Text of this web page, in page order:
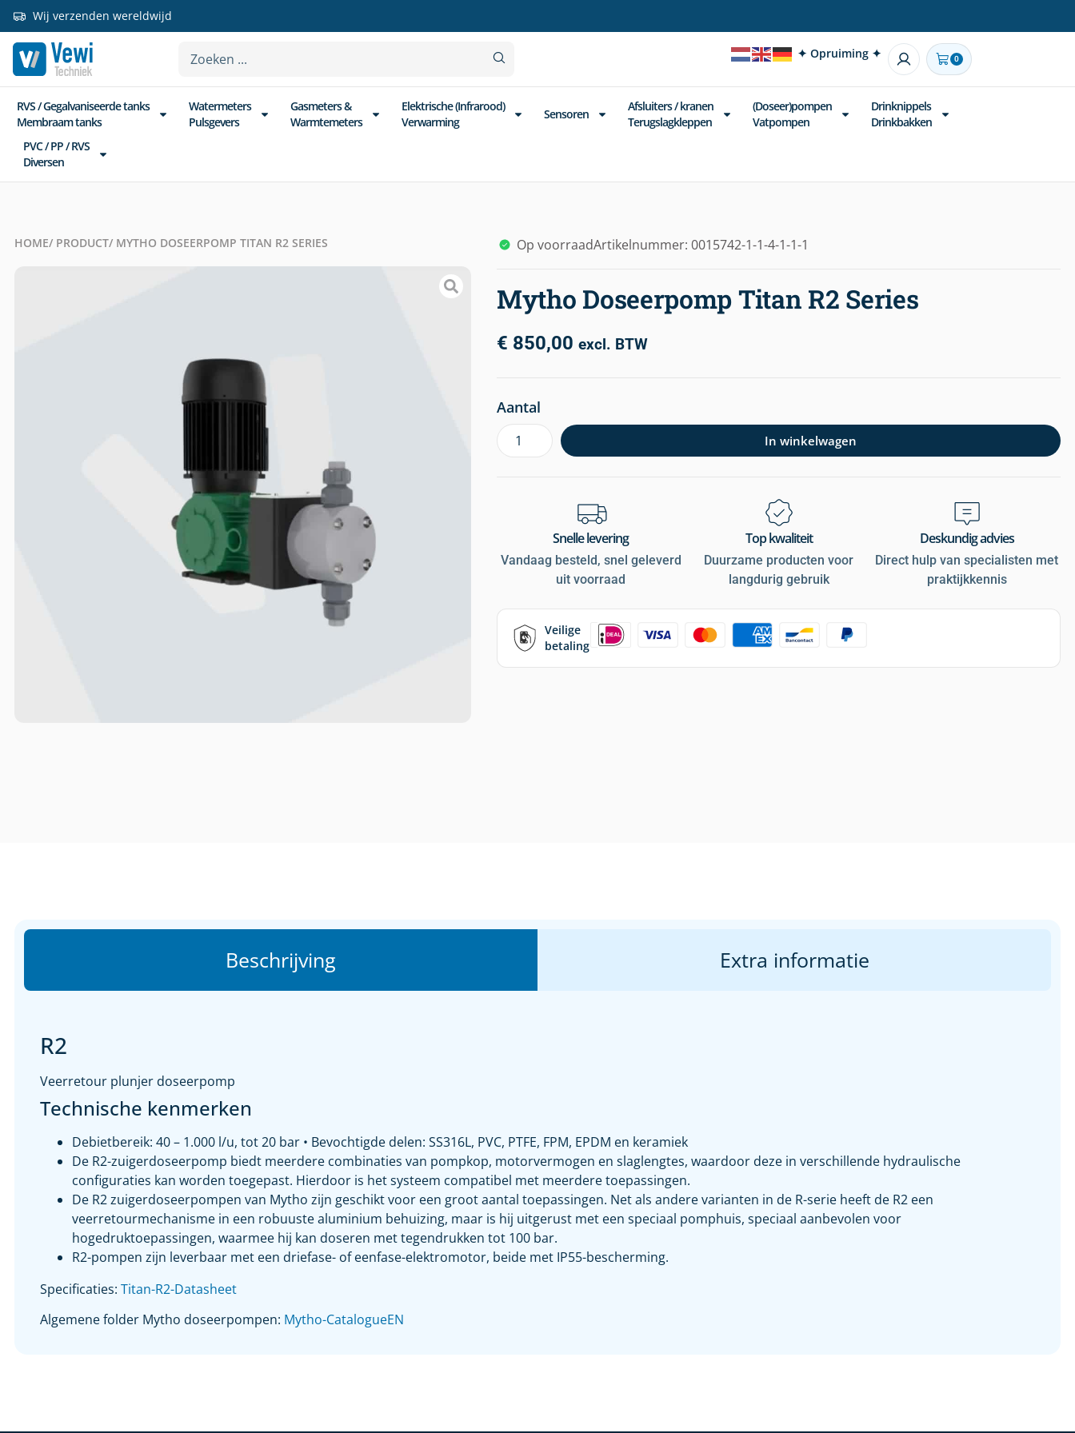
Wij verzenden wereldwijd
✦ Opruiming ✦ 0
RVS / Gegalvaniseerde tanks
Membraam tanks
Watermeters
Pulsgevers
Gasmeters &
Warmtemeters
Elektrische (Infrarood)
Verwarming
Sensoren
Afsluiters / kranen
Terugslagkleppen
(Doseer)pompen
Vatpompen
Drinknippels
Drinkbakken
PVC / PP / RVS
Diversen
HOME/ PRODUCT/ MYTHO DOSEERPOMP TITAN R2 SERIES Op voorraadArtikelnummer: 0015742-1-1-4-1-1-1
Mytho Doseerpomp Titan R2 Series
€ 850,00 excl. BTW
Aantal
In winkelwagen
Snelle levering
Vandaag besteld, snel geleverd
uit voorraad
Top kwaliteit
Duurzame producten voor
langdurig gebruik
Deskundig advies
Direct hulp van specialisten met
praktijkkennis
Veilige
betaling
Beschrijving Extra informatie
R2
Veerretour plunjer doseerpomp
Technische kenmerken
Debietbereik: 40 – 1.000 l/u, tot 20 bar • Bevochtigde delen: SS316L, PVC, PTFE, FPM, EPDM en keramiek
De R2-zuigerdoseerpomp biedt meerdere combinaties van pompkop, motorvermogen en slaglengtes, waardoor deze in verschillende hydraulische
configuraties kan worden toegepast. Hierdoor is het systeem compatibel met meerdere toepassingen.
De R2 zuigerdoseerpompen van Mytho zijn geschikt voor een groot aantal toepassingen. Net als andere varianten in de R-serie heeft de R2 een
veerretourmechanisme in een robuuste aluminium behuizing, maar is hij uitgerust met een speciaal pomphuis, speciaal aanbevolen voor
hogedruktoepassingen, waarmee hij kan doseren met tegendrukken tot 100 bar.
R2-pompen zijn leverbaar met een driefase- of eenfase-elektromotor, beide met IP55-bescherming.
Specificaties: Titan-R2-Datasheet
Algemene folder Mytho doseerpompen: Mytho-CatalogueEN